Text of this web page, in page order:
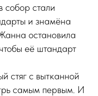
собор стали
и знамёна
остановила
её штандарт
стяг с вытканной
самым первым. И